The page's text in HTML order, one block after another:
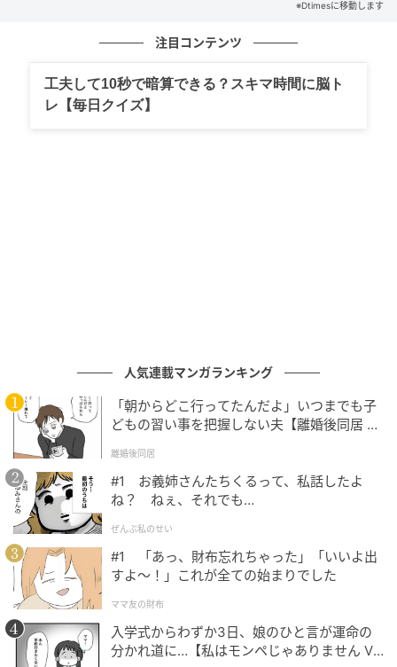
製造や発送のオペレーションは運営側が担うため、出
近年、SNSを活用して世界観を発信するカフェやライ
フスタイルショップが増えています。
一方で「オリジナルグッズを作りたいが在庫が不安」
「物販まで手が回らない」といった課題を抱える事業
者も少なくありません。
※Dtimesに移動します
注目コンテンツ
工夫して10秒で暗算できる？スキマ時間に脳ト
レ【毎日クイズ】
人気連載マンガランキング
「朝からどこ行ってたんだよ」いつまでも子
どもの習い事を把握しない夫【離婚後同居 Vo
離婚後同居
#1 お義姉さんたちくるって、私話したよ
ね？ ねぇ、それでも…
ぜんぶ私のせい
#1 「あっ、財布忘れちゃった」「いいよ出
すよ〜！」これが全ての始まりでした
ママ友の財布
入学式からわずか3日、娘のひと言が運命の
分かれ道に…【私はモンペじゃありません Vo